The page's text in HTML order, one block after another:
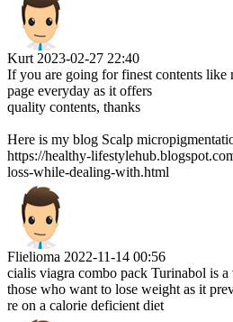
Kurt 2023-02-27 22:40
If you are going for finest contents like
page everyday as it offers
quality contents, thanks
Here is my blog Scalp
https://healthy-
loss-while-dealing-with.html
Flielioma 2022-11-14 00:56
cialis viagra combo pack Turinabol is
those who want to lose weight as it
re on a calorie deficient diet